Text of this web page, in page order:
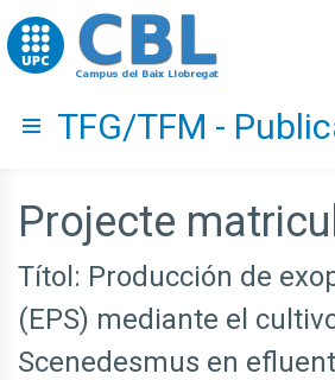
Go to upc.edu
Hide menu
TFG/TFM -
Projecte
Títol: Producción de
(EPS) mediante el
Scenedesmus en